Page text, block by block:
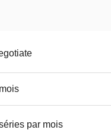
par mois